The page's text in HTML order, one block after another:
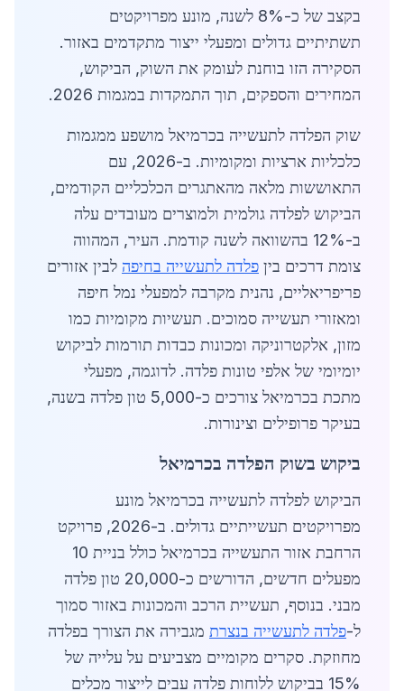
בקצב של כ-8% לשנה, מונע מפרויקטים
תשתיתיים גדולים ומפעלי ייצור מתקדמים באזור.
הסקירה הזו בוחנת לעומק את השוק, הביקוש,
המחירים והספקים, תוך התמקדות במגמות 2026.
שוק הפלדה לתעשייה בכרמיאל מושפע ממגמות
כלכליות ארציות ומקומיות. ב-2026, עם
התאוששות מלאה מהאתגרים הכלכליים הקודמים,
הביקוש לפלדה גולמית ולמוצרים מעובדים עלה
ב-12% בהשוואה לשנה קודמת. העיר, המהווה
צומת דרכים בין פלדה לתעשייה בחיפה לבין אזורים
פריפריאליים, נהנית מקרבה למפעלי נמל חיפה
ומאזורי תעשייה סמוכים. תעשיות מקומיות כמו
מזון, אלקטרוניקה ומכונות כבדות תורמות לביקוש
יומיומי של אלפי טונות פלדה. לדוגמה, מפעלי
מתכת בכרמיאל צורכים כ-5,000 טון פלדה בשנה,
בעיקר פרופילים וצינורות.
ביקוש בשוק הפלדה בכרמיאל
הביקוש לפלדה לתעשייה בכרמיאל מונע
מפרויקטים תעשייתיים גדולים. ב-2026, פרויקט
הרחבת אזור התעשייה בכרמיאל כולל בניית 10
מפעלים חדשים, הדורשים כ-20,000 טון פלדה
מבני. בנוסף, תעשיית הרכב והמכונות באזור סמוך
ל-פלדה לתעשייה בנצרת מגבירה את הצורך בפלדה
מחוזקת. סקרים מקומיים מצביעים על עלייה של
15% בביקוש ללוחות פלדה עבים לייצור מכלים